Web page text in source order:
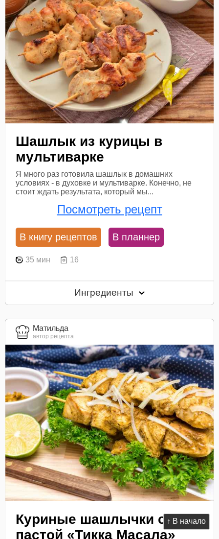
↑ В начало
Шашлык из курицы в
мультиварке
Я много раз готовила шашлык в домашних
условиях - в духовке и мультиварке. Конечно, не
стоит ждать результата, который мы...
Посмотреть рецепт
В книгу рецептов В планнер
35 мин 16
Ингредиенты
Матильда
автор рецепта
Куриные шашлычки с
пастой «Тикка Масала»